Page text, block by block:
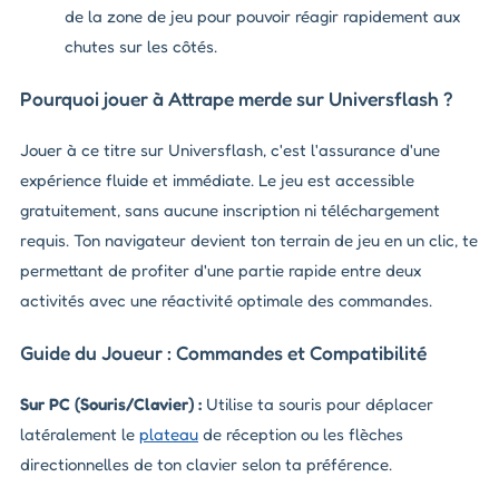
de la zone de jeu pour pouvoir réagir rapidement aux
chutes sur les côtés.
Pourquoi jouer à Attrape merde sur Universflash ?
Jouer à ce titre sur Universflash, c'est l'assurance d'une
expérience fluide et immédiate. Le jeu est accessible
gratuitement, sans aucune inscription ni téléchargement
requis. Ton navigateur devient ton terrain de jeu en un clic, te
permettant de profiter d'une partie rapide entre deux
activités avec une réactivité optimale des commandes.
Guide du Joueur : Commandes et Compatibilité
Sur PC (Souris/Clavier) : Utilise ta souris pour déplacer
latéralement le plateau de réception ou les flèches
directionnelles de ton clavier selon ta préférence.